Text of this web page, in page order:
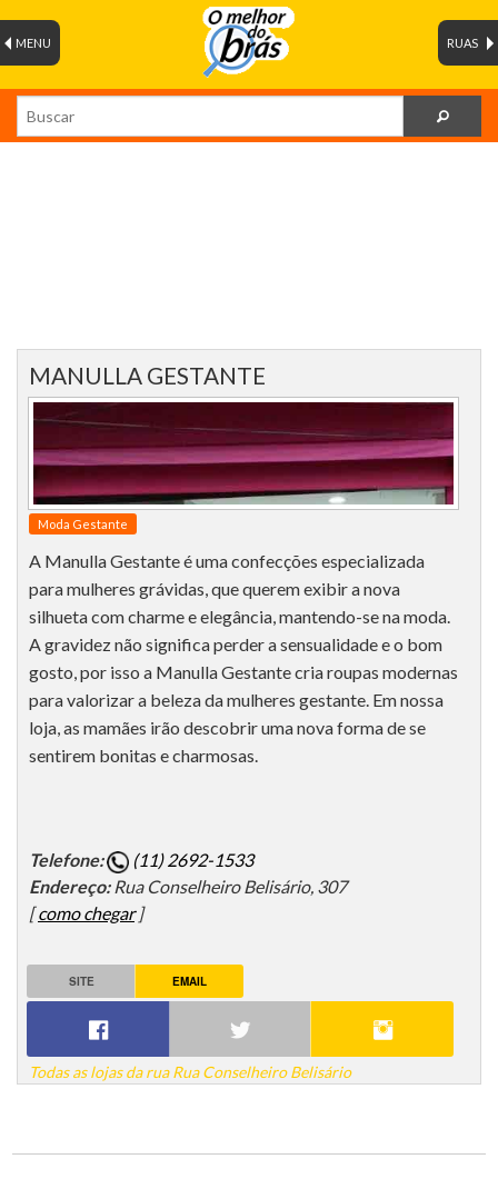
RUAS
MENU
MANULLA GESTANTE
Moda Gestante
A Manulla Gestante é uma confecções especializada
para mulheres grávidas, que querem exibir a nova
silhueta com charme e elegância, mantendo-se na moda.
A gravidez não significa perder a sensualidade e o bom
gosto, por isso a Manulla Gestante cria roupas modernas
para valorizar a beleza da mulheres gestante. Em nossa
loja, as mamães irão descobrir uma nova forma de se
sentirem bonitas e charmosas.
Telefone:
(11) 2692-1533
Endereço: Rua Conselheiro Belisário, 307
[como chegar]
SITE EMAIL
Todas as lojas da rua Rua Conselheiro Belisário